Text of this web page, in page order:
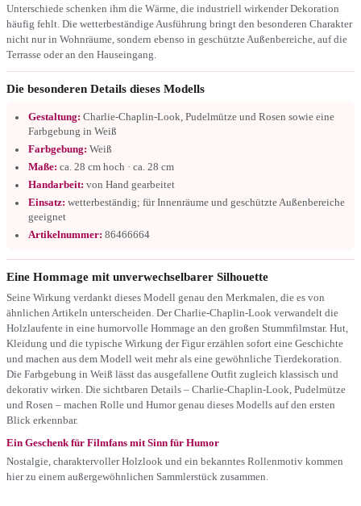
Unterschiede schenken ihm die Wärme, die industriell wirkender Dekoration
häufig fehlt. Die wetterbeständige Ausführung bringt den besonderen Charakter
nicht nur in Wohnräume, sondern ebenso in geschützte Außenbereiche, auf die
Terrasse oder an den Hauseingang.
Die besonderen Details dieses Modells
Gestaltung: Charlie-Chaplin-Look, Pudelmütze und Rosen sowie eine
Farbgebung in Weiß
Farbgebung: Weiß
Maße: ca. 28 cm hoch · ca. 28 cm
Handarbeit: von Hand gearbeitet
Einsatz: wetterbeständig; für Innenräume und geschützte Außenbereiche
geeignet
Artikelnummer: 86466664
Eine Hommage mit unverwechselbarer Silhouette
Seine Wirkung verdankt dieses Modell genau den Merkmalen, die es von
ähnlichen Artikeln unterscheiden. Der Charlie-Chaplin-Look verwandelt die
Holzlaufente in eine humorvolle Hommage an den großen Stummfilmstar. Hut,
Kleidung und die typische Wirkung der Figur erzählen sofort eine Geschichte
und machen aus dem Modell weit mehr als eine gewöhnliche Tierdekoration.
Die Farbgebung in Weiß lässt das ausgefallene Outfit zugleich klassisch und
dekorativ wirken. Die sichtbaren Details – Charlie-Chaplin-Look, Pudelmütze
und Rosen – machen Rolle und Humor genau dieses Modells auf den ersten
Blick erkennbar.
Ein Geschenk für Filmfans mit Sinn für Humor
Nostalgie, charaktervoller Holzlook und ein bekanntes Rollenmotiv kommen
hier zu einem außergewöhnlichen Sammlerstück zusammen.